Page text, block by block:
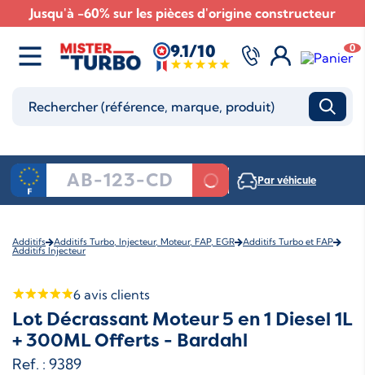
Jusqu'à -60% sur les pièces d'origine constructeur
9.1/10 0
Par véhicule
Additifs Additifs Turbo, Injecteur, Moteur, FAP, EGR Additifs Turbo et FAP
Additifs Injecteur
6 avis clients
Lot Décrassant Moteur 5 en 1 Diesel 1L
+ 300ML Offerts - Bardahl
Ref. : 9389